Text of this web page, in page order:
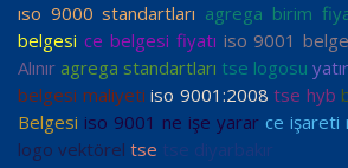
ıso 9000 standartları agrega birim
belgesi ce belgesi fiyatı iso 9001
Alınır agrega standartları tse logosu
belgesi maliyeti iso 9001:2008 tse hyb
Belgesi iso 9001 ne işe yarar ce işareti
logo vektörel tse tse diyarbakır